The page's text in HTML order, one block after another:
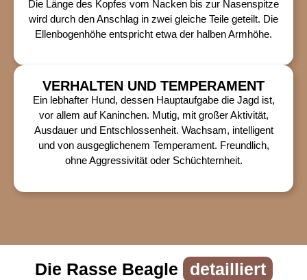
Die Länge des Kopfes vom Nacken bis zur Nasenspitze
wird durch den Anschlag in zwei gleiche Teile geteilt. Die
Ellenbogenhöhe entspricht etwa der halben Armhöhe.
VERHALTEN UND TEMPERAMENT
Ein lebhafter Hund, dessen Hauptaufgabe die Jagd ist,
vor allem auf Kaninchen. Mutig, mit großer Aktivität,
Ausdauer und Entschlossenheit. Wachsam, intelligent
und von ausgeglichenem Temperament. Freundlich,
ohne Aggressivität oder Schüchternheit.
Die Rasse Beagle
detailliert